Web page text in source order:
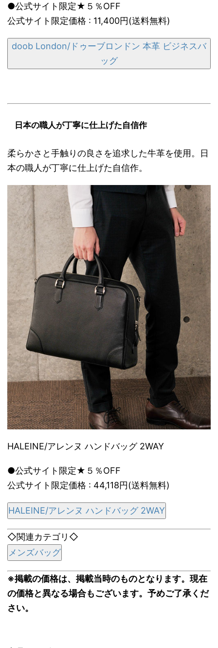
●公式サイト限定★５％OFF
公式サイト限定価格 : 11,400円(送料無料)
doob London/ドゥーブロンドン 本革 ビジネスバ
ッグ
日本の職人が丁寧に仕上げた自信作
柔らかさと手触りの良さを追求した牛革を使用。日
本の職人が丁寧に仕上げた自信作。
HALEINE/アレンヌ ハンドバッグ 2WAY
●公式サイト限定★５％OFF
公式サイト限定価格 : 44,118円(送料無料)
HALEINE/アレンヌ ハンドバッグ 2WAY
◇関連カテゴリ◇
メンズバッグ
※掲載の価格は、掲載当時のものとなります。現在
の価格と異なる場合もございます。予めご了承くだ
さい。